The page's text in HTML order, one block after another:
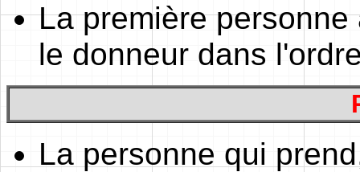
La première
le donneur dans
La personne qui